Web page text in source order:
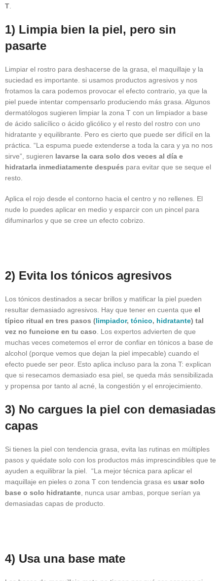
T.
1) Limpia bien la piel, pero sin
pasarte
Limpiar el rostro para deshacerse de la grasa, el maquillaje y la
suciedad es importante. si usamos productos agresivos y nos
frotamos la cara podemos provocar el efecto contrario, ya que la
piel puede intentar compensarlo produciendo más grasa. Algunos
dermatólogos sugieren limpiar la zona T con un limpiador a base
de ácido salicílico o ácido glicólico y el resto del rostro con uno
hidratante y equilibrante. Pero es cierto que puede ser difícil en la
práctica. “La espuma puede extenderse a toda la cara y ya no nos
sirve”, sugieren lavarse la cara solo dos veces al día e
hidratarla inmediatamente después para evitar que se seque el
resto.
Aplica el rojo desde el contorno hacia el centro y no rellenes. El
nude lo puedes aplicar en medio y esparcir con un pincel para
difuminarlos y que se cree un efecto cobrizo.
2) Evita los tónicos agresivos
Los tónicos destinados a secar brillos y matificar la piel pueden
resultar demasiado agresivos. Hay que tener en cuenta que el
típico ritual en tres pasos (limpiador, tónico, hidratante) tal
vez no funcione en tu caso. Los expertos advierten de que
muchas veces cometemos el error de confiar en tónicos a base de
alcohol (porque vemos que dejan la piel impecable) cuando el
efecto puede ser peor. Esto aplica incluso para la zona T: explican
que si resecamos demasiado esa piel, se queda más sensibilizada
y propensa por tanto al acné, la congestión y el enrojecimiento.
3) No cargues la piel con demasiadas
capas
Si tienes la piel con tendencia grasa, evita las rutinas en múltiples
pasos y quédate solo con los productos más imprescindibles que te
ayuden a equilibrar la piel. “La mejor técnica para aplicar el
maquillaje en pieles o zona T con tendencia grasa es usar solo
base o solo hidratante, nunca usar ambas, porque serían ya
demasiadas capas de producto.
4) Usa una base mate